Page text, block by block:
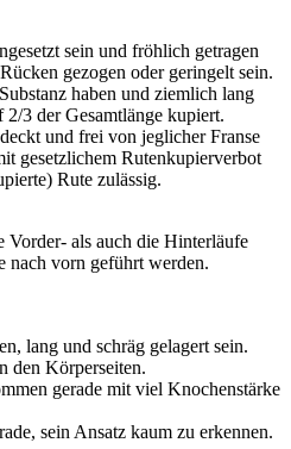
sein und fröhlich getragen
gezogen oder geringelt sein.
haben und ziemlich lang
3 der Gesamtlänge kupiert.
und frei von jeglicher Franse
gesetzlichem Rutenkupierverbot
Rute zulässig.
als auch die Hinterläufe
nach vorn geführt werden.
lang und schräg gelagert sein.
den Körperseiten.
gerade mit viel Knochenstärke
sein Ansatz kaum zu erkennen.